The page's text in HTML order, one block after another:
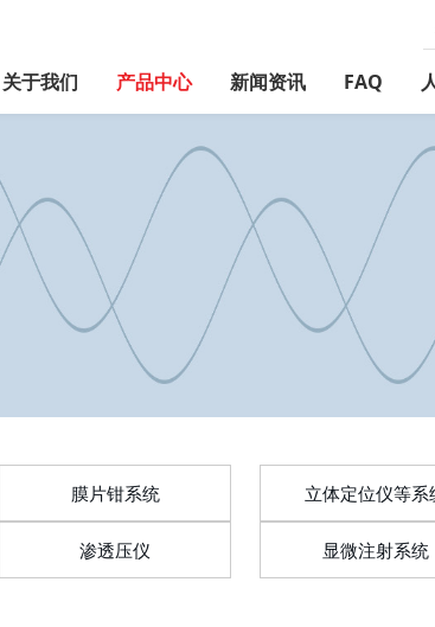
关于我们 产品中心 新闻资讯 FAQ
膜片钳系统 立体定位仪等系
渗透压仪 显微注射系统